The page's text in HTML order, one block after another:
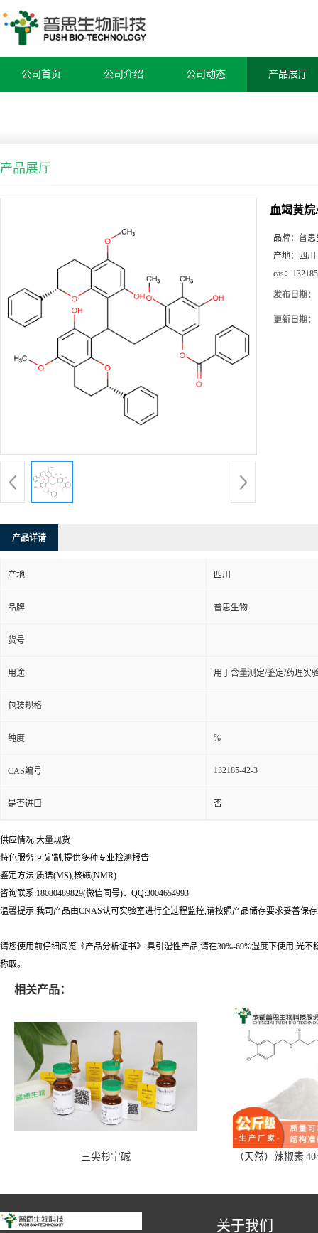
公司首页 公司介绍 公司动态 产品展厅
产品展厅
血竭黄
品牌： 普思
产地：
四川
cas：
发布日期：
更新日期：
产品详请
产地 四川
品牌 普思生物
货号
用途 用于含量测定/鉴定/药理实
包装规格
纯度 %
CAS编号 132185-42-3
是否进口 否
供应情况:大量现货
特色服务:可定制,提供多种专业检测报告
鉴定方法:质谱(MS),核磁(NMR)
咨询联系:18080489829(微信同号)、QQ:3004654993
温馨提示:我司产品由CNAS认可实验室进行全过程监控,请按照产品储存要求妥善保
请您使用前仔细阅览《产品分析证书》:具引湿性产品,请在30%-69%湿度下使用;光
称取。
相关产品：
三尖杉宁碱 （天然）辣椒素
关于我们